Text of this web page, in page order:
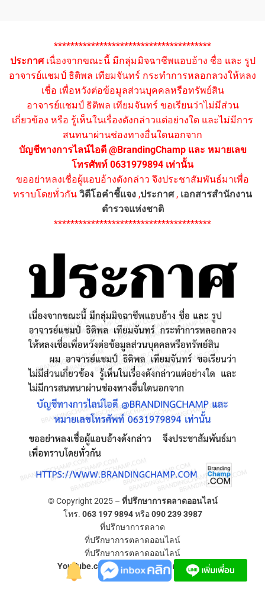
**************************************
ประกาศเนื่องจากขณะนี้ มีกลุ่มมิจฉาชีพแอบอ้าง ชื่อ และ รูป
อาจารย์แชมป์ ธิติพล เทียมจันทร์ กระทำการหลอกลวงให้หลง
เชื่อ เพื่อหวังต่อข้อมูลส่วนบุคคลหรือทรัพย์สิน
อาจารย์แชมป์ ธิติพล เทียมจันทร์ ขอเรียนว่าไม่มีส่วน
เกี่ยวข้อง หรือ รู้เห็นในเรื่องดังกล่าวแต่อย่างใด และไม่มีการ
สนทนาผ่านช่องทางอื่นใดนอกจาก
บัญชีทางการไลน์ไอดี @BrandingChamp และ หมายเลข
โทรศัพท์ 0631979894 เท่านั้น
ขออย่าหลงเชื่อผู้แอบอ้างดังกล่าว จึงประชาสัมพันธ์มาเพื่อ
ทราบโดยทั่วกัน วิดีโอคำชี้แจง ,ประกาศ, เอกสารสำนักงาน
ตำรวจแห่งชาติ
**************************************
© Copyright 2025 – ที่ปรึกษาการตลาดออนไลน์
โทร. 063 197 9894หรือ090 239 3987
ที่ปรึกษาการตลาด
ที่ปรึกษาการตลาดออนไลน์
ที่ปรึกษาการตลาดออนไลน์
YouTube.com/ที่ปรึกษาการตลาดออนไลน์